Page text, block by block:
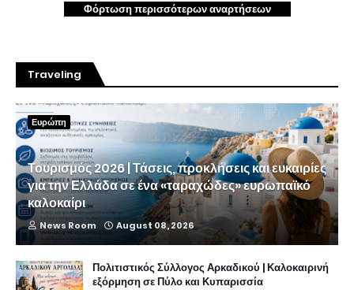
Φόρτωση περισσότερων αναρτήσεων
Traveling
Ευρώπη
Τουρισμός 2026 | Τάσεις, προκλήσεις και ευκαιρίες
για την Ελλάδα σε ένα «ταραχώδες» ευρωπαϊκό
καλοκαίρι
News Room August 08, 2026
Πολιτιστικός Σύλλογος Αρκαδικού | Καλοκαιρινή
εξόρμηση σε Πύλο και Κυπαρισσία